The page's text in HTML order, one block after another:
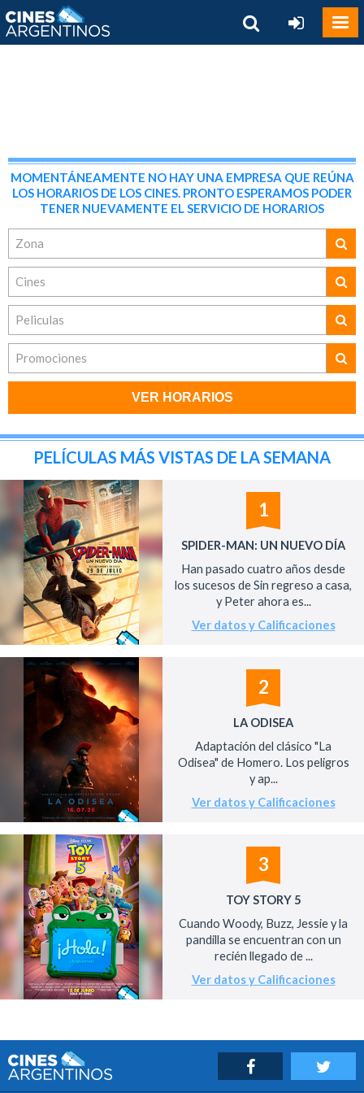
MOMENTÁNEAMENTE NO HAY UNA EMPRESA QUE REÚNA
LOS HORARIOS DE LOS CINES. PRONTO ESPERAMOS PODER
TENER NUEVAMENTE EL SERVICIO DE HORARIOS
Zona
Cines
Peliculas
Promociones
VER HORARIOS
PELÍCULAS MÁS VISTAS DE LA SEMANA
1
SPIDER-MAN: UN NUEVO DÍA
Han pasado cuatro años desde
los sucesos de Sin regreso a casa,
y Peter ahora es...
Ver datos y Calificaciones
2
LA ODISEA
Adaptación del clásico "La
Odisea" de Homero. Los peligros
y ap...
Ver datos y Calificaciones
3
TOY STORY 5
Cuando Woody, Buzz, Jessie y la
pandilla se encuentran con un
recién llegado de ...
Ver datos y Calificaciones